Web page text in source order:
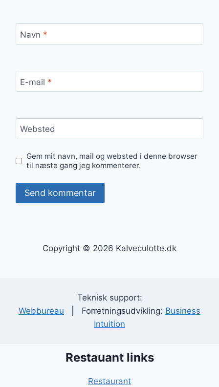
Navn *
E-mail *
Websted
Gem mit navn, mail og websted i denne browser
til næste gang jeg kommenterer.
Copyright © 2026 Kalveculotte.dk
Teknisk support:
Webbureau | Forretningsudvikling: Business
Intuition
Restauant links
Restaurant